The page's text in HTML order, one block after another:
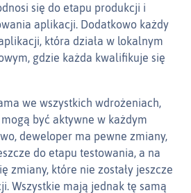
się do etapu produkcji i
aplikacji. Dodatkowo każdy
która działa w lokalnym
gdzie każda kwalifikuje się
we wszystkich wdrożeniach,
być aktywne w każdym
deweloper ma pewne zmiany,
do etapu testowania, a na
zmiany, które nie zostały jeszcze
Wszystkie mają jednak tę samą